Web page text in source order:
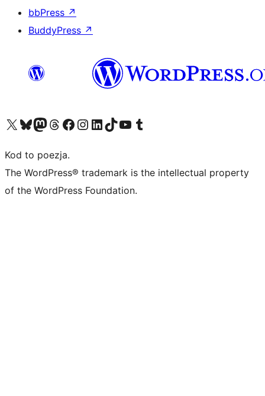
bbPress ↗
BuddyPress ↗
Odwiedź nasze konto X (dawniej Twitter)
Odwiedź nasze konto Bluesky
Odwiedź nasze konto na Mastodoncie
Odwiedź naszego Threadsa
Odwiedź naszego Facebooka
Odwiedź nasze konto na Instagramie
Odwiedź nasze konto na LinkedIn
Odwiedź naszego TikToka
Odwiedź nasz kanał YouTube
Odwiedź naszego Tumblra
Kod to poezja.
The WordPress® trademark is the intellectual property
of the WordPress Foundation.